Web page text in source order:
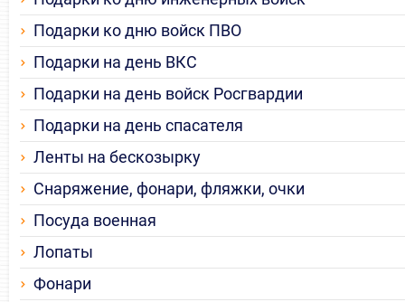
Подарки ко дню войск ПВО
Подарки на день ВКС
Подарки на день войск Росгвардии
Подарки на день спасателя
Ленты на бескозырку
Снаряжение, фонари, фляжки, очки
Посуда военная
Лопаты
Фонари